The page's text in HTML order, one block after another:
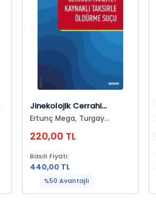
Jinekolojik Cerrahi
Faaliyet Kaynaklı Taksirle
Ertunç Mega, Turgay
220,00 TL
Basılı Fiyatı:
440,00 TL
%50 Avantajlı